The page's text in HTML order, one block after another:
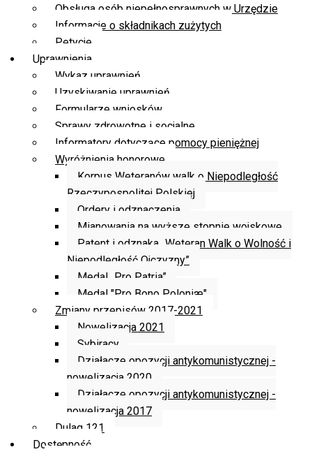
Obsługa osób niepełnosprawnych w Urzędzie
Informacje o składnikach zużytych
Petycje
Uprawnienia
Wykaz uprawnień
Uzyskiwanie uprawnień
Formularze wniosków
Sprawy zdrowotne i socjalne
Informatory dotyczące pomocy pieniężnej
Wyróżnienia honorowe
Korpus Weteranów walk o Niepodległość
Rzeczypospolitej Polskiej
Ordery i odznaczenia
Mianowania na wyższe stopnie wojskowe
Patent i odznaka „Weteran Walk o Wolność i
Niepodległość Ojczyzny”
Medal „Pro Patria”
Medal "Pro Bono Poloniæ"
Zmiany przepisów 2017-2021
Nowelizacja 2021
Sybiracy
Działacze opozycji antykomunistycznej -
nowelizacja 2020
Działacze opozycji antykomunistycznej -
nowelizacja 2017
Dulag 121
Dostępność